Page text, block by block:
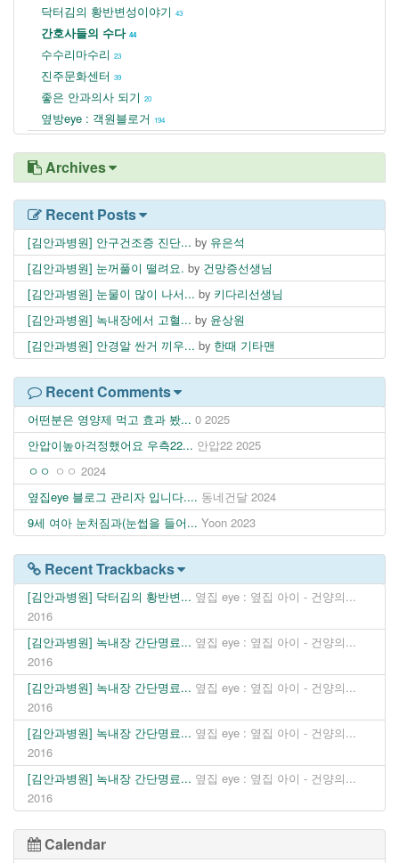
닥터김의 황반변성이야기 43
간호사들의 수다 44
수수리마수리 23
진주문화센터 39
좋은 안과의사 되기 20
옆방eye : 객원블로거 194
Archives
Recent Posts
[김안과병원] 안구건조증 진단... by 유은석
[김안과병원] 눈꺼풀이 떨려요. by 건망증선생님
[김안과병원] 눈물이 많이 나서... by 키다리선생님
[김안과병원] 녹내장에서 고혈... by 윤상원
[김안과병원] 안경알 싼거 끼우... by 한때 기타맨
Recent Comments
어떤분은 영양제 먹고 효과 봤... 0 2025
안압이높아걱정했어요 우측22... 안압22 2025
ㅇㅇ ㅇㅇ 2024
옆집eye 블로그 관리자 입니다.... 동네건달 2024
9세 여아 눈처짐과(눈썹을 들어... Yoon 2023
Recent Trackbacks
[김안과병원] 닥터김의 황반변... 옆집 eye : 옆집 아이 - 건양의...
2016
[김안과병원] 녹내장 간단명료... 옆집 eye : 옆집 아이 - 건양의...
2016
[김안과병원] 녹내장 간단명료... 옆집 eye : 옆집 아이 - 건양의...
2016
[김안과병원] 녹내장 간단명료... 옆집 eye : 옆집 아이 - 건양의...
2016
[김안과병원] 녹내장 간단명료... 옆집 eye : 옆집 아이 - 건양의...
2016
Calendar